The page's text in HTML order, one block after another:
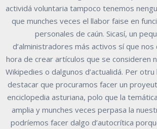
actividá voluntaria tampoco tenemos
que munches veces el llabor faise en
personales de caún. Sicasí, un
d’alministradores más activos sí que nos
hora de crear artículos que se consideren
Wikipedies o dalgunos d’actualidá. Per
destacar que procuramos facer un
enciclopedia asturiana, polo que la
amplia y munches veces perpasa la
podríemos facer dalgo d’autocrítica